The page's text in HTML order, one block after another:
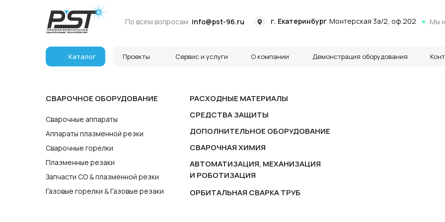
г. Екатеринбург Монтерская 3а/2, оф.202
Демонстрация оборудования
О компании
Сервис и услуги
Проекты
Мы
Каталог
info@pst-96.ru
По всем вопросам
Каталог
г. Екатеринбург Монтерская 3а/2, оф.202
Демонстрация оборудования
О компании
Сервис и услуги
Проекты
Мы
info@pst-96.ru
По всем вопросам
ОРБИТАЛЬНАЯ СВАРКА ТРУБ
АВТОМАТИЗАЦИЯ, МЕХАНИЗАЦИЯ
И РОБОТИЗАЦИЯ
СВАРОЧНАЯ ХИМИЯ
ДОПОЛНИТЕЛЬНОЕ ОБОРУДОВАНИЕ
СРЕДСТВА ЗАЩИТЫ
РАСХОДНЫЕ МАТЕРИАЛЫ
СВАРОЧНОЕ ОБОРУДОВАНИЕ
Газовые горелки & Газовые резаки
Запчасти СО & плазменной резки
Плазменные резаки
Сварочные горелки
Аппараты плазменной резки
Сварочные аппараты